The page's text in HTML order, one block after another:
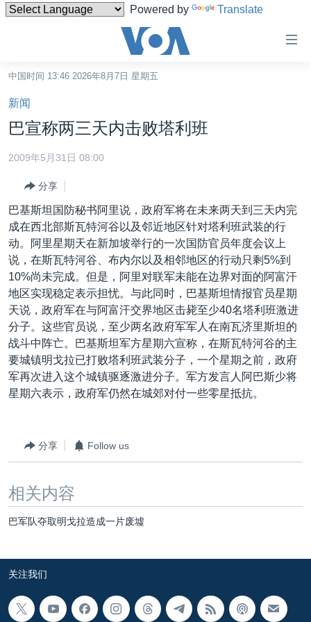
Powered by Translate
碍
链
接
跳
转
容
转
到
航
跳
检
索
港澳
国际
最新国际新闻
印太
中东
欧洲
非洲
美洲
全球议题
分类新闻
经济·金融·贸易
人权·法律·宗教
科教·文娱·体健
军事
劳工
环境
美中关系
热点专题
白宫要闻
国会报道
美中关系
美国建国250周年
美国之音专访
重要讲话与声明
台海两岸关系
南中国海争端
VOA视频
VOA今日焦点
中文广播
其他语言网站
中国时间 13:46 2026年8月7日 星期五
新闻
巴宣称两三天内击败塔利班
2009年5月31日 08:00
分享
巴基斯坦国防秘书阿里说，政府军将在未来两天到三天内完
成在西北部斯瓦特河谷以及邻近地区针对塔利班武装的行
动。阿里星期天在新加坡举行的一次国防官员年度会议上
说，在斯瓦特河谷、布内尔以及相邻地区的行动只剩5%到
10%尚未完成。但是，阿里对联军未能在边界对面的阿富汗
地区实现稳定表示担忧。与此同时，巴基斯坦情报官员星期
天说，政府军在与阿富汗交界地区击毙至少40名塔利班激进
分子。这些官员说，至少两名政府军军人在南瓦济里斯坦的
战斗中阵亡。巴基斯坦军方星期六宣称，在斯瓦特河谷的主
要城镇明戈拉已打败塔利班武装分子，一个星期之前，政府
军再次进入这个城镇驱逐激进分子。军方发言人阿巴斯少将
星期六表示，政府军仍然在城郊对付一些零星抵抗。
分享 Follow us
相关内容
巴军队夺取明戈拉造成一片废墟
关注我们